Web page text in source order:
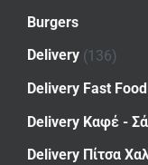
Burgers
Delivery (136)
Delivery Fast
Delivery Καφέ -
Delivery Πίτσα